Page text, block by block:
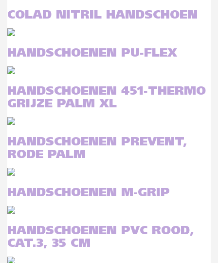
COLAD NITRIL HANDSCHOEN
HANDSCHOENEN PU-FLEX
HANDSCHOENEN 451-THERMO
GRIJZE PALM XL
HANDSCHOENEN PREVENT,
RODE PALM
HANDSCHOENEN M-GRIP
HANDSCHOENEN PVC ROOD,
CAT.3, 35 CM